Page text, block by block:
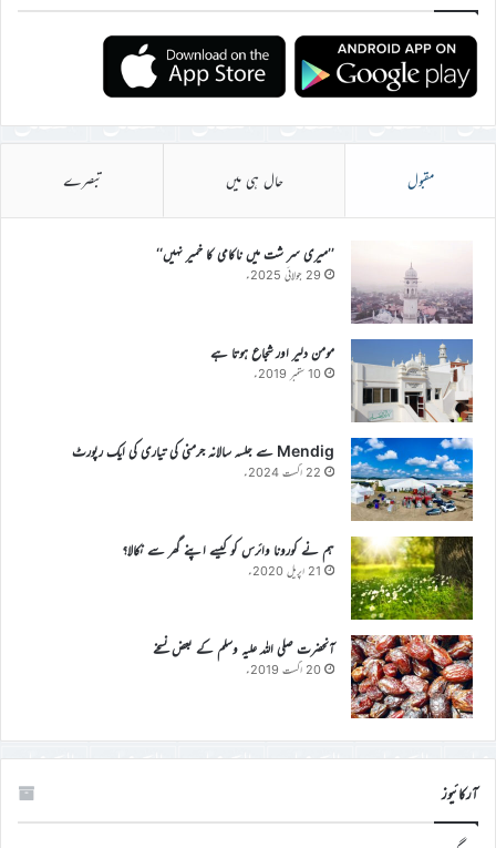
مقبول حال ہی میں تبصرے
’’میری سر شت میں ناکامی کا خمیر نہیں‘‘
29 جولائی 2025ء
مومن دلیر اور شجاع ہوتا ہے
10 ستمبر 2019ء
Mendig سے جلسہ سالانہ جرمنی کی تیاری کی ایک رپورٹ
22 اگست 2024ء
ہم نے کورونا وائرس کو کیسے اپنے گھر سے نکالا؟
21 اپریل 2020ء
آنحضرت صلی اللہ علیہ وسلم کے بعض نسخے
20 اگست 2019ء
آرکائیوز